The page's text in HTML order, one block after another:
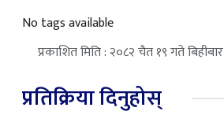
No tags available
प्रकाशित मिति : २०८२ चैत १९ गते बिहीबार
प्रतिक्रिया दिनुहोस्